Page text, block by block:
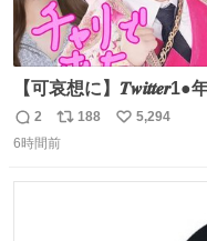
【可哀想に】
勇斗さんのコラボプリ
返
信
2
リ
ポ
188
い
5,294
6時間前